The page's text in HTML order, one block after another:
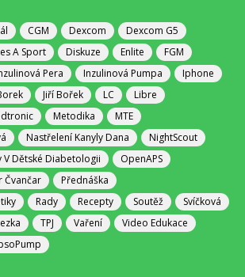
CGM Dexcom
Dexcom G5
A Sport Diskuze Enlite
FGM
Pera Inzulinová Pumpa
Iphone
Jiří Bořek LC
Libre
Metodika
MTE
Nastřelení Kanyly Dana
NightScout
V Dětské Diabetologii
OpenAPS
Čvančar
Přednáška
Rady Recepty Soutěž
Svíčková
TPJ Vaření
Video Edukace